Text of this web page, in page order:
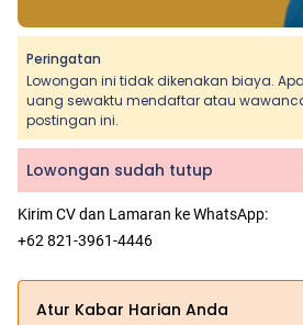
Peringatan
Lowongan ini tidak dikenakan biaya.
uang sewaktu mendaftar atau
postingan ini.
Lowongan sudah tutup
Kirim CV dan Lamaran ke WhatsApp:
+62 821-3961-4446
Atur Kabar Harian Anda